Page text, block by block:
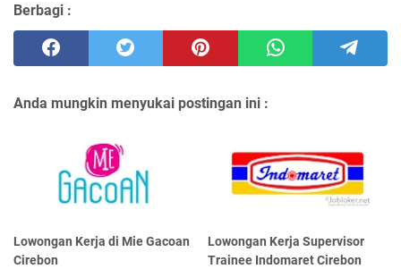
Berbagi :
Anda mungkin menyukai postingan ini :
Lowongan Kerja di Mie Gacoan
Cirebon
Lowongan Kerja Supervisor
Trainee Indomaret Cirebon